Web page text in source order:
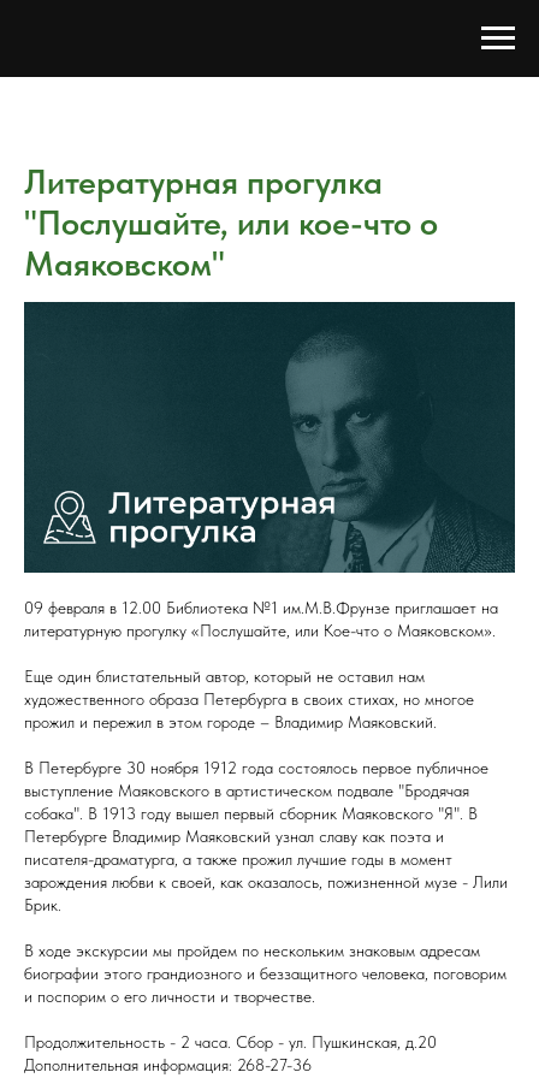
Литературная прогулка
"Послушайте, или кое-что о
Маяковском"
09 февраля в 12.00 Библиотека №1 им.М.В.Фрунзе приглашает на
литературную прогулку «Послушайте, или Кое-что о Маяковском».
Еще один блистательный автор, который не оставил нам
художественного образа Петербурга в своих стихах, но многое
прожил и пережил в этом городе – Владимир Маяковский.
В Петербурге 30 ноября 1912 года состоялось первое публичное
выступление Маяковского в артистическом подвале "Бродячая
собака". В 1913 году вышел первый сборник Маяковского "Я". В
Петербурге Владимир Маяковский узнал славу как поэта и
писателя-драматурга, а также прожил лучшие годы в момент
зарождения любви к своей, как оказалось, пожизненной музе - Лили
Брик.
В ходе экскурсии мы пройдем по нескольким знаковым адресам
биографии этого грандиозного и беззащитного человека, поговорим
и поспорим о его личности и творчестве.
Продолжительность - 2 часа. Сбор - ул. Пушкинская, д.20
Дополнительная информация: 268-27-36